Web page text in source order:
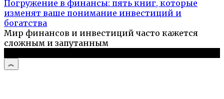
Погружение в финансы: пять книг, которые
изменят ваше понимание инвестиций и
богатства
Мир финансов и инвестиций часто кажется
сложным и запутанным